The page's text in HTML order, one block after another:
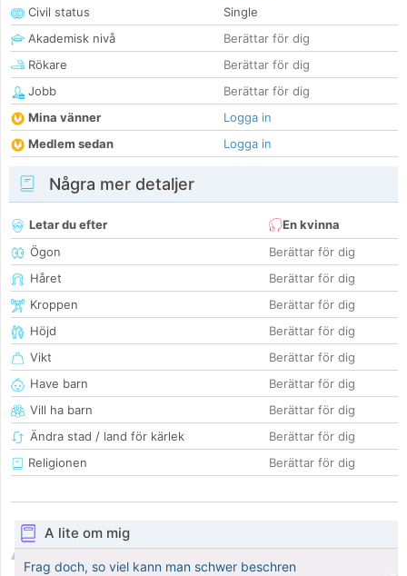
Civil status
Single
Akademisk nivå
Berättar för dig
Rökare
Berättar för dig
Jobb
Berättar för dig
Mina vänner
Logga in
Medlem sedan
Logga in
Några mer detaljer
Letar du efter
En kvinna
Ögon
Berättar för dig
Håret
Berättar för dig
Kroppen
Berättar för dig
Höjd
Berättar för dig
Vikt
Berättar för dig
Have barn
Berättar för dig
Vill ha barn
Berättar för dig
Ändra stad / land för kärlek
Berättar för dig
Religionen
Berättar för dig
A lite om mig
Frag doch, so viel kann man schwer beschren